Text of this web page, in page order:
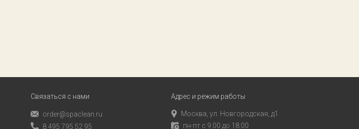
Связаться с нами
order@spaclean.ru
8 495 795 52 95
Адрес и режим работы
Москва, ул. Новгородская, д1
пн-пт с 9:00 до 18:00